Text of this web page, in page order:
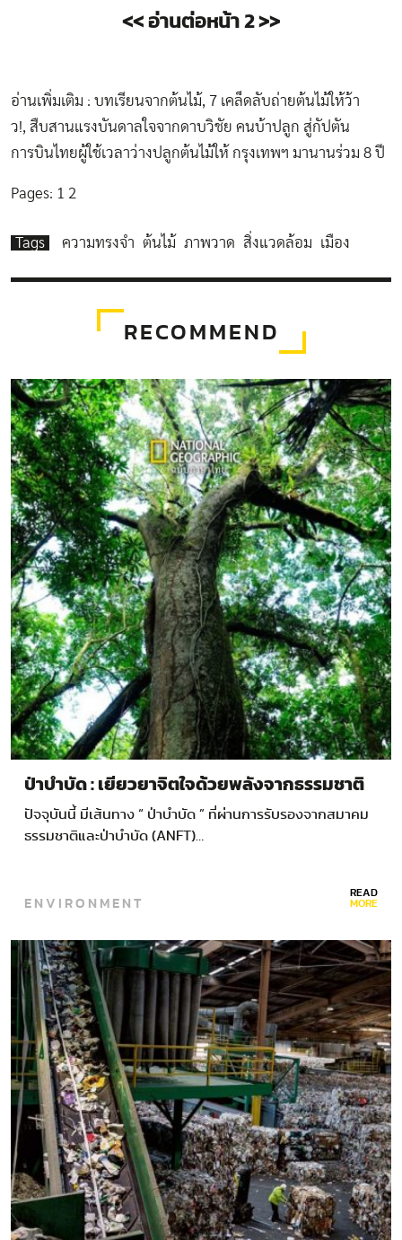
<< อ่านต่อหน้า 2 >>
อ่านเพิ่มเติม : บทเรียนจากต้นไม้, 7 เคล็ดลับถ่ายต้นไม้ให้ว้า
ว!, สืบสานแรงบันดาลใจจากดาบวิชัย คนบ้าปลูก สู่กัปตัน
การบินไทยผู้ใช้เวลาว่างปลูกต้นไม้ให้ กรุงเทพฯ มานานร่วม 8 ปี
Pages: 1 2
Tags ความทรงจำ ต้นไม้ ภาพวาด สิ่งแวดล้อม เมือง
RECOMMEND
ป่าบำบัด : เยียวยาจิตใจด้วยพลังจากธรรมชาติ
ปัจจุบันนี้ มีเส้นทาง “ ป่าบำบัด ” ที่ผ่านการรับรองจากสมาคม
ธรรมชาติและป่าบำบัด (ANFT)…
ENVIRONMENT READ
MORE